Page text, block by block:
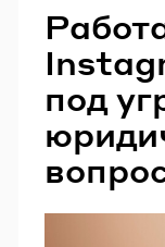
под